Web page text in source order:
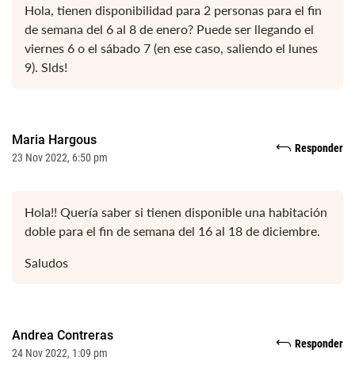
Hola, tienen disponibilidad para 2 personas para el fin
de semana del 6 al 8 de enero? Puede ser llegando el
viernes 6 o el sábado 7 (en ese caso, saliendo el lunes
9). Slds!
Maria Hargous
23 Nov 2022, 6:50 pm
Responder
Hola!! Quería saber si tienen disponible una habitación
doble para el fin de semana del 16 al 18 de diciembre.
Saludos
Andrea Contreras
24 Nov 2022, 1:09 pm
Responder